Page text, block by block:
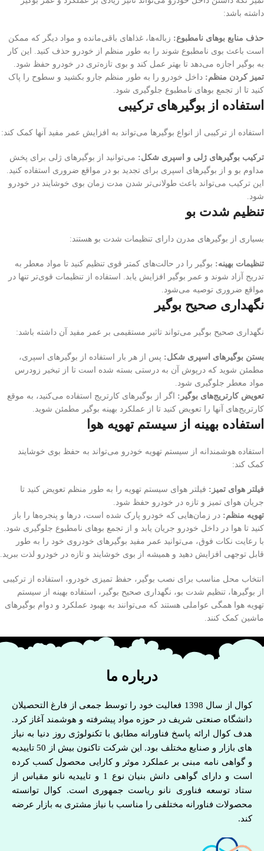
داشته باشد:
حذف منابع بوهای نامطبوع: زباله‌ها، غذاهای باقی‌مانده و مواد دیگر که ممکن
است باعث بوی نامطبوع شوند را به طور منظم از خودرو حذف کنید. این کار
به بوگیر اجازه می‌دهد تا بهتر عمل کند و بوی تازه‌تری در خودرو حفظ شود.
تمیز کردن منظم: داخل خودرو را به طور منظم جارو بکشید و سطوح را پاک
کنید تا از تجمع بوهای نامطبوع جلوگیری شود.
استفاده از بوگیرهای ترکیبی
استفاده از ترکیبی از انواع بوگیرها می‌تواند به افزایش عمر مفید آنها کمک کند:
ترکیب بوگیرهای ژلی و اسپری شکل: می‌توانید از بوگیرهای ژلی برای پخش
مداوم بو و از بوگیرهای اسپری برای تجدید بو در مواقع ضروری استفاده کنید.
این ترکیب می‌تواند باعث طولانی‌تر شدن مدت زمان بوی خوشایند در خودرو
شود.
تنظیم شدت بو
بسیاری از بوگیرهای مدرن دارای تنظیمات شدت بو هستند:
تنظیمات بهینه: بوگیر را در حالت‌های کمتر قوی تنظیم کنید تا مواد معطر به
تدریج آزاد شوند و عمر بوگیر افزایش یابد. استفاده از تنظیمات قوی‌تر تنها در
مواقع ضروری توصیه می‌شود.
نگهداری صحیح بوگیر
نگهداری صحیح بوگیر می‌تواند تاثیر مستقیمی بر عمر مفید آن داشته باشد:
بستن بوگیرهای اسپری شکل: پس از هر بار استفاده از بوگیرهای اسپری،
مطمئن شوید که درپوش آن به درستی بسته شده است تا از تبخیر زودرس
مواد معطر جلوگیری شود.
تعویض کارتریج‌های بوگیر: اگر از بوگیرهای کارتریج استفاده می‌کنید، به موقع
کارتریج‌های آنها را تعویض کنید تا از عملکرد بهینه بوگیر مطمئن شوید.
استفاده بهینه از سیستم تهویه هوا
استفاده هوشمندانه از سیستم تهویه خودرو می‌تواند به حفظ بوی خوشایند
کمک کند:
فیلتر هوای تمیز: فیلتر هوای سیستم تهویه را به طور منظم تعویض کنید تا
جریان هوای تمیز و تازه در خودرو حفظ شود.
تهویه منظم: در زمان‌هایی که خودرو پارک شده است، درها و پنجره‌ها را باز
کنید تا هوا در داخل خودرو جریان یابد و از تجمع بوهای نامطبوع جلوگیری شود.
با رعایت نکات فوق، می‌توانید عمر مفید بوگیرهای خودروی خود را به طور
قابل توجهی افزایش دهید و همیشه از بوی خوشایند و تازه در خودرو لذت ببرید.
انتخاب محل مناسب برای نصب بوگیر، حفظ تمیزی خودرو، استفاده از ترکیبی
از بوگیرها، تنظیم شدت بو، نگهداری صحیح بوگیر، استفاده بهینه از سیستم
تهویه هوا همگی عواملی هستند که می‌توانند به بهبود عملکرد و دوام بوگیرهای
ماشین کمک کنند.
درباره ما
کوال از سال 1398 فعالیت خود را توسط جمعی از فارغ التحصیلان
دانشگاه صنعتی شریف در حوزه مواد پیشرفته و هوشمند آغاز کرد.
هدف کوال ارائه پاسخ فناورانه مطابق با تکنولوژی روز دنیا به نیاز
های بازار و صنایع مختلف بود. این شرکت تاکنون بیش از 50 تاییدیه
و گواهی نامه مبنی بر عملکرد موثر و کارایی محصول کسب کرده
است و دارای گواهی دانش بنیان نوع 1 و تاییدیه نانو مقیاس از
ستاد توسعه فناوری نانو ریاست جمهوری است. کوال توانسته
محصولات فناورانه مختلفی را مناسب با نیاز مشتری به بازار عرضه
کند.